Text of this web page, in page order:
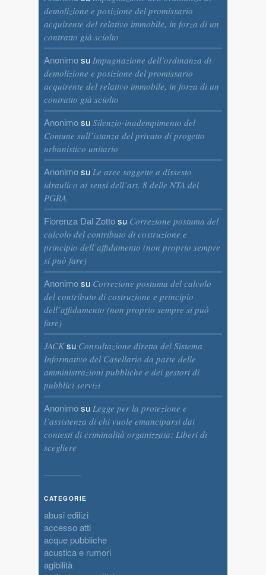
demolizione e posizione del promissario
acquirente del relativo immobile, in forza di un
contratto già sciolto
Anonimosu Impugnazione dell’ordinanza di
demolizione e posizione del promissario
acquirente del relativo immobile, in forza di un
contratto già sciolto
Anonimosu Silenzio-inadempimento del
Comune sull’istanza del privato di progetto
urbanistico unitario
Anonimosu Le aree soggette a dissesto
idraulico ai sensi dell’art. 8 delle NTA del
PGRA
Fiorenza Dal Zottosu Correzione postuma del
calcolo del contributo di costruzione e
principio dell’affidamento (non proprio sempre
si può fare)
Anonimosu Correzione postuma del calcolo
del contributo di costruzione e principio
dell’affidamento (non proprio sempre si può
fare)
JACKsu Consultazione diretta del Sistema
Informativo del Casellario da parte delle
amministrazioni pubbliche e dei gestori di
pubblici servizi
Anonimosu Legge per la protezione e
l’assistenza di chi vuole emanciparsi dai
contesti di criminalità organizzata: Liberi di
scegliere
CATEGORIE
abusi edilizi
accesso atti
acque pubbliche
acustica e rumori
agibilità